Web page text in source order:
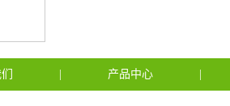
产品中心